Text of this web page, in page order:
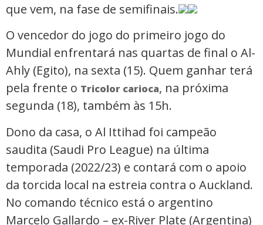
que vem, na fase de semifinais.
O vencedor do jogo do primeiro jogo do
Mundial enfrentará nas quartas de final o Al-
Ahly (Egito), na sexta (15). Quem ganhar terá
pela frente o Tricolor carioca, na próxima
segunda (18), também às 15h.
Dono da casa, o Al Ittihad foi campeão
saudita (Saudi Pro League) na última
temporada (2022/23) e contará com o apoio
da torcida local na estreia contra o Auckland.
No comando técnico está o argentino
Marcelo Gallardo – ex-River Plate (Argentina)